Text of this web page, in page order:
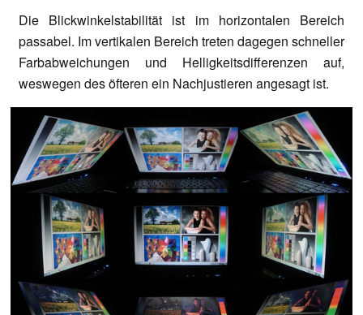
Die Blickwinkelstabilität ist im horizontalen Bereich
passabel. Im vertikalen Bereich treten dagegen schneller
Farbabweichungen und Helligkeitsdifferenzen auf,
weswegen des öfteren ein Nachjustieren angesagt ist.